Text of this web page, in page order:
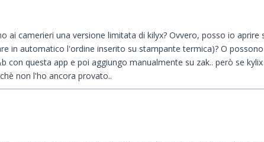
ai camerieri una versione limitata di kilyx? Ovvero, posso io
in automatico l'ordine inserito su stampante termica)? O
con questa app e poi aggiungo manualmente su zak.. però se
non l'ho ancora provato..